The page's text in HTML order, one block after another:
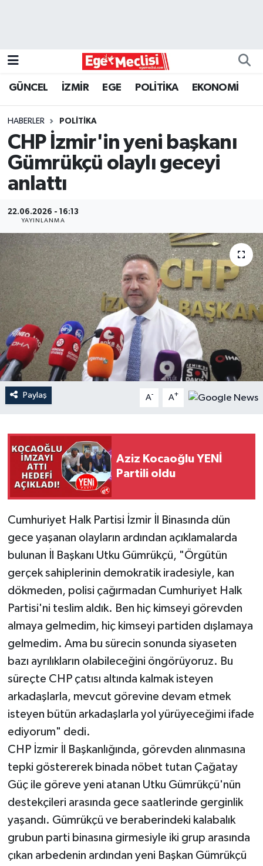
GÜNCEL İZMİR EGE POLİTİKA EKONOMİ
HABERLER POLİTİKA
CHP İzmir'in yeni başkanı
Gümrükçü olaylı geceyi
anlattı
22.06.2026 - 16:13
YAYINLANMA
Paylaş A- A+
Aziz Kocaoğlu YENİ
Partili oldu
Cumhuriyet Halk Partisi İzmir İl Binasında dün
gece yaşanan olayların ardından açıklamalarda
bulunan İl Başkanı Utku Gümrükçü, "Örgütün
gerçek sahiplerinin demokratik iradesiyle, kan
dökmeden, polisi çağırmadan Cumhuriyet Halk
Partisi'ni teslim aldık. Ben hiç kimseyi görevden
almaya gelmedim, hiç kimseyi partiden dışlamaya
gelmedim. Ama bu sürecin sonunda siyaseten
bazı ayrılıkların olabileceğini öngörüyoruz. Bu
süreçte CHP çatısı altında kalmak isteyen
arkadaşlarla, mevcut görevine devam etmek
isteyen bütün arkadaşlarla yol yürüyeceğimi ifade
ediyorum" dedi.
CHP İzmir İl Başkanlığında, görevden alınmasına
tepki göstererek binada nöbet tutan Çağatay
Güç ile göreve yeni atanan Utku Gümrükçü'nün
destekçileri arasında gece saatlerinde gerginlik
yaşandı. Gümrükçü ve beraberindeki kalabalık
grubun parti binasına girmesiyle iki grup arasında
çıkan arbedenin ardından yeni Başkan Gümrükçü
GÜNCEL
İZMİR
ÖZEL HABER
Programlar
SPOR
YAŞAM